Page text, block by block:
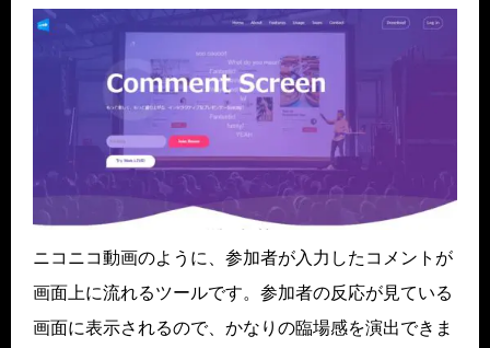
ニコニコ動画のように、参加者が入力したコメントが
画面上に流れるツールです。参加者の反応が見ている
画面に表示されるので、かなりの臨場感を演出できま